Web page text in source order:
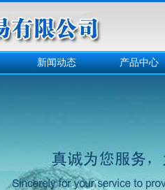
新闻动态 产品中心